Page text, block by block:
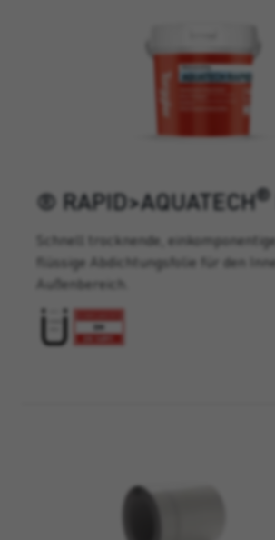
® RAPID>AQUATECH®
Schnell trocknende,
flüssige Abdichtungsfolie für den
Außenbereich.